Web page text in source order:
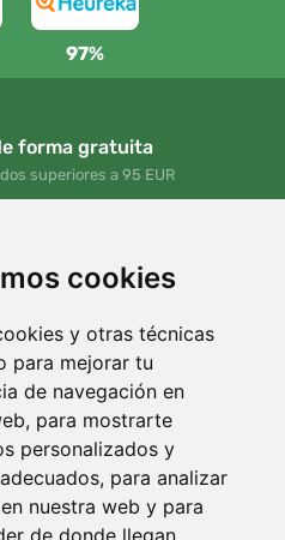
cookies
y otras técnicas
para mejorar tu
de navegación en
para mostrarte
personalizados y
para analizar
nuestra web y para
de donde llegan
97%
forma gratuita
superiores a 95 EUR
gratuitos
su pedido en cualquier momento
un árbol. Leer más